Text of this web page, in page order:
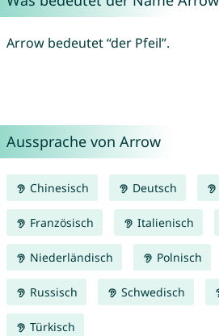
Arrow bedeutet “der Pfeil”.
Aussprache von Arrow
Chinesisch Deutsch
Französisch Italienisch
Niederländisch Polnisch
Russisch Schwedisch
Türkisch